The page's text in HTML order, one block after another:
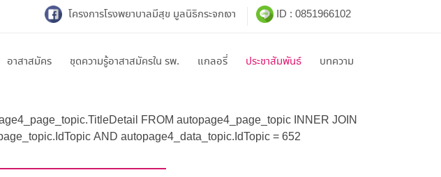
โครงการโรงพยาบาลมีสุข มูลนิธิกระจกเงา ID : 0851966102
อาสาสมัคร ชุดความรู้อาสาสมัครใน รพ. แกลอรี่ ประชาสัมพันธ์ บทความ
FROM autopage4_page_topic INNER JOIN
AND autopage4_data_topic.IdTopic = 652